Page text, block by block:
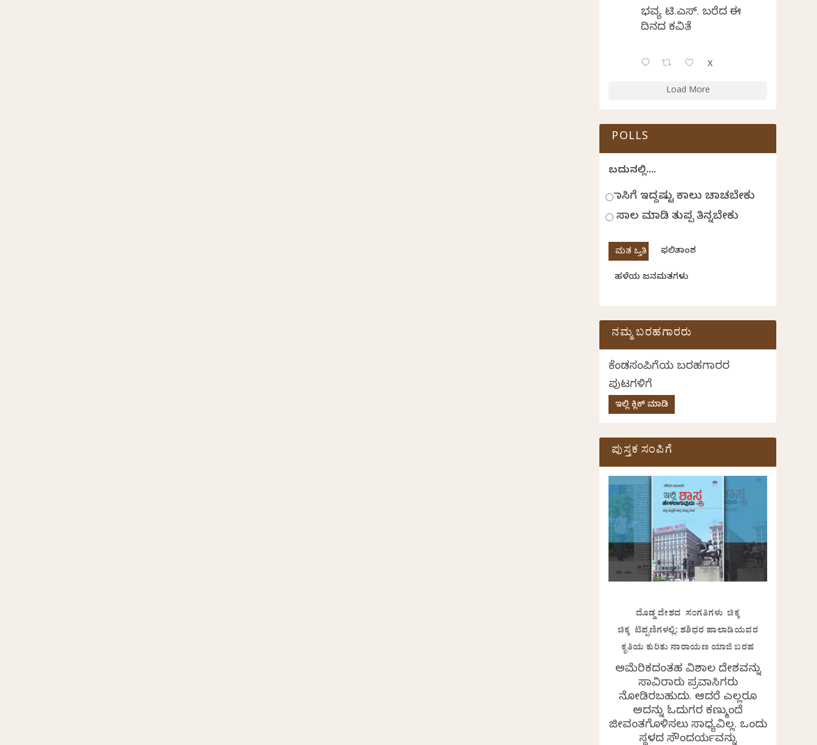
ಭವ್ಯ ಟಿ.ಎಸ್. ಬರೆದ ಈ
ದಿನದ ಕವಿತೆ
X
Load More
POLLS
ಬದುಕಿನಲ್ಲಿ....
ಹಾಸಿಗೆ ಇದ್ದಷ್ಟು ಕಾಲು ಚಾಚಬೇಕು
ಸಾಲ ಮಾಡಿ ತುಪ್ಪ ತಿನ್ನಬೇಕು
ಫಲಿತಾಂಶ
ಹಳೆಯ ಜನಮತಗಳು
ನಮ್ಮ ಬರಹಗಾರರು
ಕೆಂಡಸಂಪಿಗೆಯ ಬರಹಗಾರರ
ಪುಟಗಳಿಗೆ
ಇಲ್ಲಿ ಕ್ಲಿಕ್ ಮಾಡಿ
ಪುಸ್ತಕ ಸಂಪಿಗೆ
ದೊಡ್ಡ ದೇಶದ ಸಂಗತಿಗಳು ಚಿಕ್ಕ
ಚಿಕ್ಕ ಟಿಪ್ಪಣಿಗಳಲ್ಲಿ: ಶಶಿಧರ ಹಾಲಾಡಿಯವರ
ಕೃತಿಯ ಕುರಿತು ನಾರಾಯಣ ಯಾಜಿ ಬರಹ
ಅಮೆರಿಕದಂತಹ ವಿಶಾಲ ದೇಶವನ್ನು
ಸಾವಿರಾರು ಪ್ರವಾಸಿಗರು
ನೋಡಿರಬಹುದು. ಆದರೆ ಎಲ್ಲರೂ
ಅದನ್ನು ಓದುಗರ ಕಣ್ಮುಂದೆ
ಜೀವಂತಗೊಳಿಸಲು ಸಾಧ್ಯವಿಲ್ಲ. ಒಂದು
ಸ್ಥಳದ ಸೌಂದರ್ಯವನ್ನು